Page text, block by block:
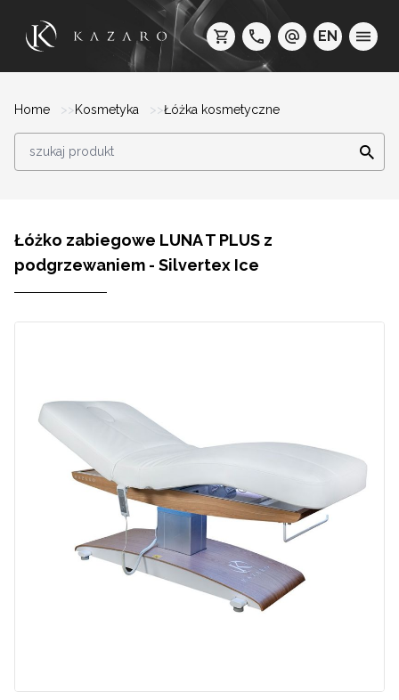
EN
Home Kosmetyka Łóżka kosmetyczne
Łóżko zabiegowe LUNA T PLUS z
podgrzewaniem - Silvertex Ice